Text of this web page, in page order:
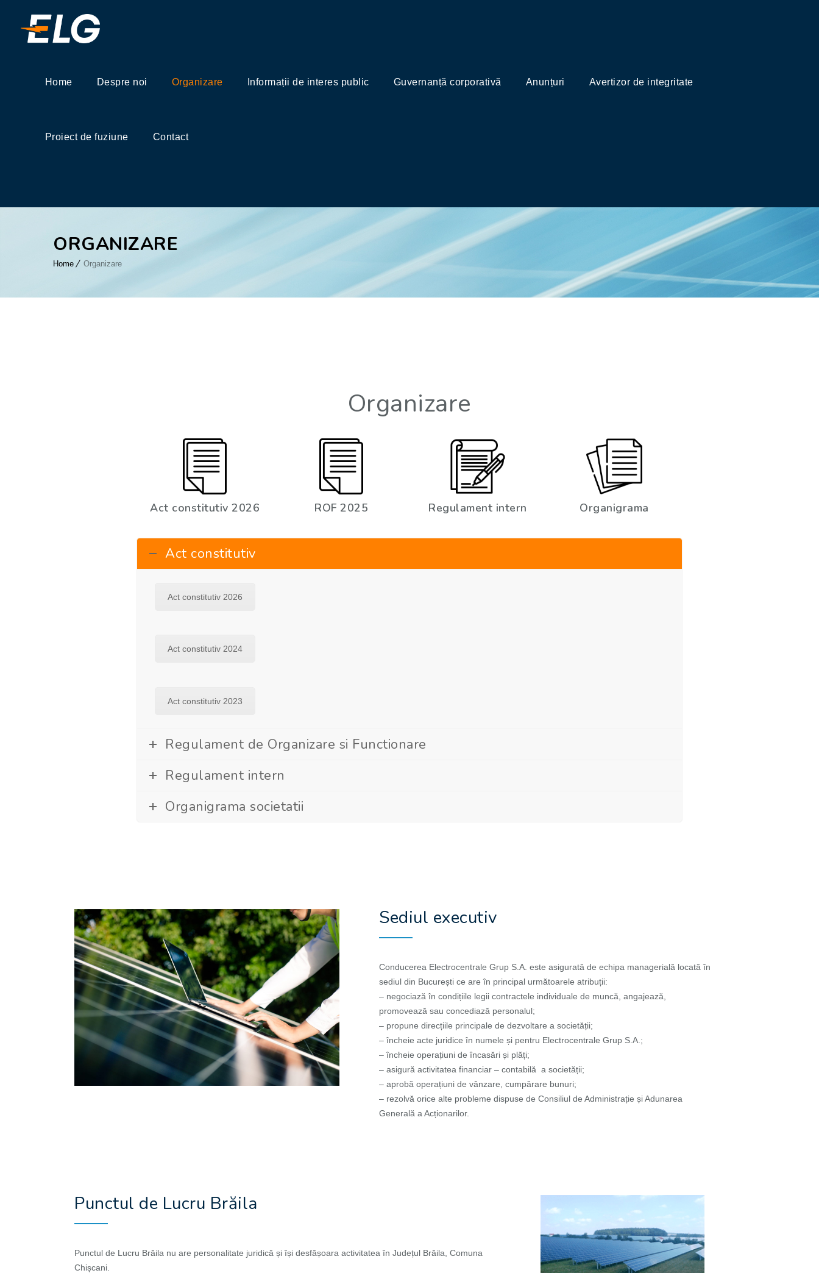
Home Despre noi Organizare Informații de interes public Guvernanță corporativă Anunțuri Avertizor de integritate
Proiect de fuziune Contact
ORGANIZARE
Home Organizare
Organizare
Act constitutiv 2026 ROF 2025 Regulament intern Organigrama
Act constitutiv
Act constitutiv 2026
Act constitutiv 2024
Act constitutiv 2023
Regulament de Organizare si Functionare
Regulament intern
Organigrama societatii
Sediul executiv
Conducerea Electrocentrale Grup S.A. este asigurată de echipa managerială locată în
sediul din București ce are în principal următoarele atribuții:
– negociază în condițiile legii contractele individuale de muncă, angajează,
promovează sau concediază personalul;
– propune direcțiile principale de dezvoltare a societății;
– încheie acte juridice în numele și pentru Electrocentrale Grup S.A.;
– încheie operațiuni de încasări și plăți;
– asigură activitatea financiar – contabilă a societății;
– aprobă operațiuni de vânzare, cumpărare bunuri;
– rezolvă orice alte probleme dispuse de Consiliul de Administrație și Adunarea
Generală a Acționarilor.
Punctul de Lucru Brăila
Punctul de Lucru Brăila nu are personalitate juridică și își desfășoara activitatea în Județul Brăila, Comuna
Chișcani.